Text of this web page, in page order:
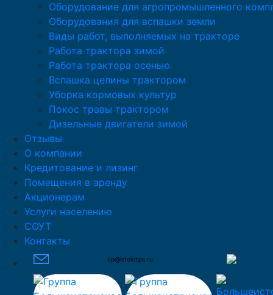
Оборудование для агропромышленного
Оборудования для вспашки земли
Виды работ, выполняемых на тракторе
Работа трактора зимой
Работа трактора осенью
Вспашка целины трактором
Уборка кормовых культур
Покос травы трактором
Дизельные двигатели зимой
Отзывы
О компании
Кредитование и лизинг
Помещения в аренду
Акционерам
Услуги населению
СОУТ
Контакты
op@istokrtps.ru